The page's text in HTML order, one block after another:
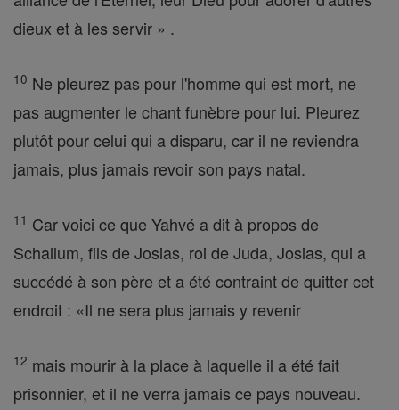
dieux et à les servir » .
10 Ne pleurez pas pour l'homme qui est mort, ne
pas augmenter le chant funèbre pour lui. Pleurez
plutôt pour celui qui a disparu, car il ne reviendra
jamais, plus jamais revoir son pays natal.
11 Car voici ce que Yahvé a dit à propos de
Schallum, fils de Josias, roi de Juda, Josias, qui a
succédé à son père et a été contraint de quitter cet
endroit : «Il ne sera plus jamais y revenir
12 mais mourir à la place à laquelle il a été fait
prisonnier, et il ne verra jamais ce pays nouveau.